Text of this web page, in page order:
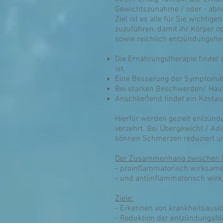
Gewichtszunahme / oder -
Ziel ist es alle für Sie
zuzuführen, damit ihr Körper
sowie reichlich
Die Ernährungstherapie
ist.
Eine Besserung der
Bei starken Beschwerden/
Anschließend findet ein
Hierfür werden gezielt
verzehrt. Bei Übergewicht /
können Schmerzen reduziert
Der Zusammenhang
- proinflammatorisch
- und antiinflammatorisch
Ziele:
- Erkennen von
- Reduktion der